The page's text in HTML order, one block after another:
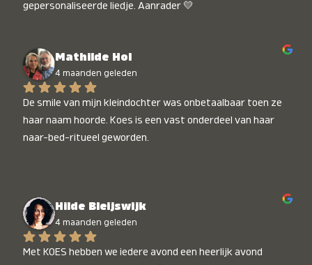
gepersonaliseerde liedje. Aanrader 💛
Mathilde Hol
4 maanden geleden
De smile van mijn kleindochter was onbetaalbaar toen ze
haar naam hoorde. Koes is een vast onderdeel van haar
naar-bed-ritueel geworden.
Hilde Bleijswijk
4 maanden geleden
Met KOES hebben we iedere avond een heerlijk avond